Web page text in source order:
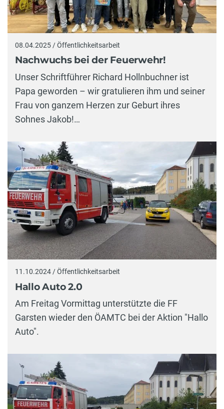
08.04.2025 / Öffentlichkeitsarbeit
Nachwuchs bei der Feuerwehr!
Unser Schriftführer Richard Hollnbuchner ist
Papa geworden – wir gratulieren ihm und seiner
Frau von ganzem Herzen zur Geburt ihres
Sohnes Jakob!…
11.10.2024 / Öffentlichkeitsarbeit
Hallo Auto 2.0
Am Freitag Vormittag unterstützte die FF
Garsten wieder den ÖAMTC bei der Aktion "Hallo
Auto".